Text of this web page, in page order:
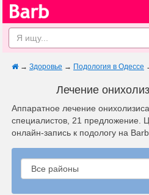
→ Здоровье → Подология в Одессе
Лечение
Аппаратное лечение
специалистов, 21 предложение.
онлайн-запись к подологу на